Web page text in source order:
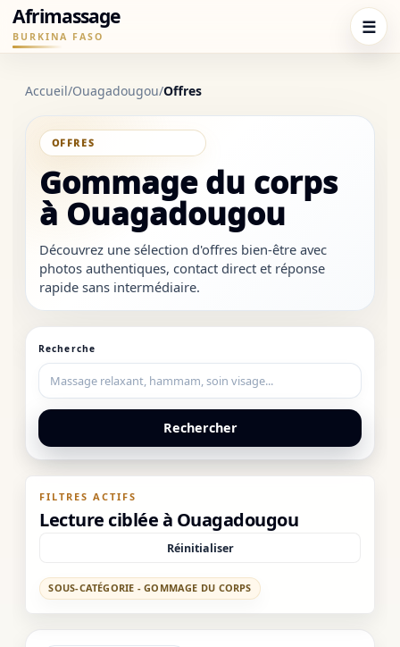
Afrimassage
BURKINA FASO ☰
Accueil/Ouagadougou/Offres
Gommage du corps
à Ouagadougou
Découvrez une sélection d'offres bien-être avec
photos authentiques, contact direct et réponse
rapide sans intermédiaire.
Recherche
Rechercher
FILTRES ACTIFS
Lecture ciblée à Ouagadougou
Réinitialiser
SOUS-CATÉGORIE - GOMMAGE DU CORPS